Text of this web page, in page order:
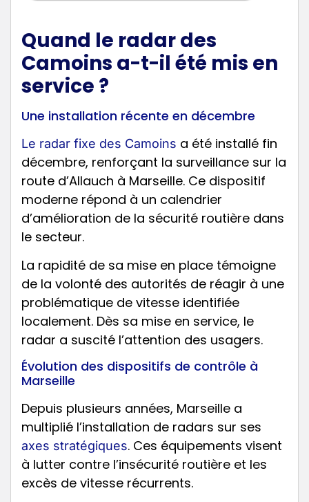
Quand le radar des
Camoins a-t-il été mis en
service ?
Une installation récente en décembre
Le radar fixe des Camoins a été installé fin
décembre, renforçant la surveillance sur la
route d’Allauch à Marseille. Ce dispositif
moderne répond à un calendrier
d’amélioration de la sécurité routière dans
le secteur.
La rapidité de sa mise en place témoigne
de la volonté des autorités de réagir à une
problématique de vitesse identifiée
localement. Dès sa mise en service, le
radar a suscité l’attention des usagers.
Évolution des dispositifs de contrôle à
Marseille
Depuis plusieurs années, Marseille a
multiplié l’installation de radars sur ses
axes stratégiques. Ces équipements visent
à lutter contre l’insécurité routière et les
excès de vitesse récurrents.